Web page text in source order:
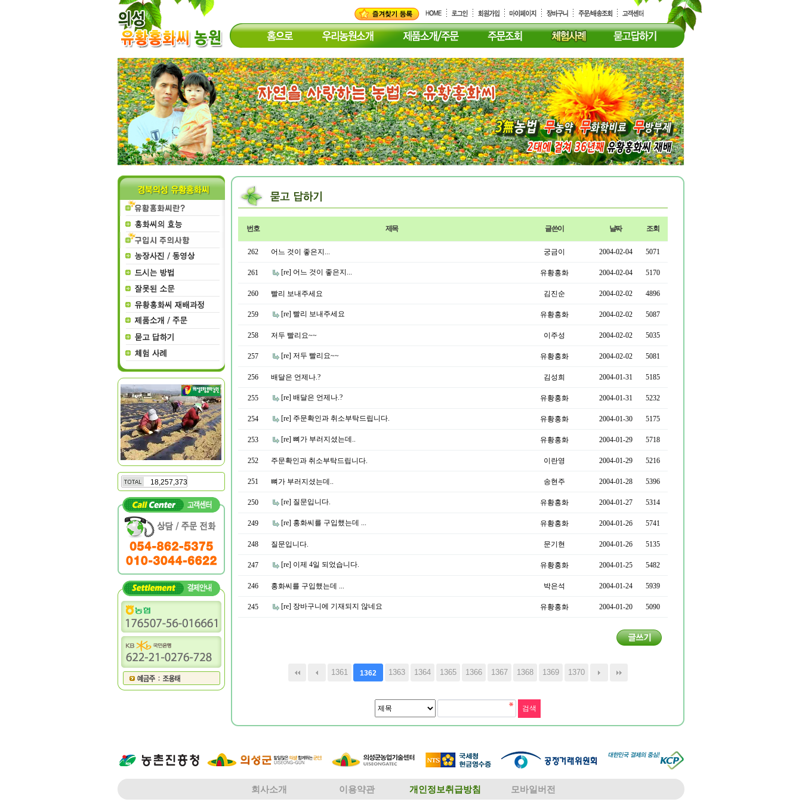
18,257,373
번호 제목 글쓴이 날짜 조회
262 어느 것이 좋은지... 궁금이 2004-02-04 5071
261 [re] 어느 것이 좋은지... 유황홍화 2004-02-04 5170
260 빨리 보내주세요 김진순 2004-02-02 4896
259 [re] 빨리 보내주세요 유황홍화 2004-02-02 5087
258 저두 빨리요~~ 이주성 2004-02-02 5035
257 [re] 저두 빨리요~~ 유황홍화 2004-02-02 5081
256 배달은 언제나.? 김성희 2004-01-31 5185
255 [re] 배달은 언제나.? 유황홍화 2004-01-31 5232
254 [re] 주문확인과 취소부탁드립니다. 유황홍화 2004-01-30 5175
253 [re] 뼈가 부러지셨는데.. 유황홍화 2004-01-29 5718
252 주문확인과 취소부탁드립니다. 이란영 2004-01-29 5216
251 뼈가 부러지셨는데.. 송현주 2004-01-28 5396
250 [re] 질문입니다. 유황홍화 2004-01-27 5314
249 [re] 홍화씨를 구입했는데 ... 유황홍화 2004-01-26 5741
248 질문입니다. 문기현 2004-01-26 5135
247 [re] 이제 4일 되었습니다. 유황홍화 2004-01-25 5482
246 홍화씨를 구입했는데 ... 박은석 2004-01-24 5939
245 [re] 장바구니에 기재되지 않네요 유황홍화 2004-01-20 5090
1361 1362 1363 1364 1365 1366 1367 1368 1369 1370
다음 맨끝
회사소개 이용약관 개인정보취급방침 모바일버전